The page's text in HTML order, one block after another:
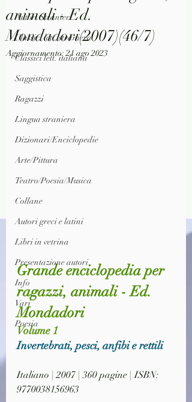
Autori Stranieri
Classici lett. straniera
Classici lett. italiana
Saggistica
Ragazzi
Lingua straniera
Dizionari/Enciclopedie
Arte/Pittura
Teatro/Poesia/Musica
Collane
Autori greci e latini
Libri in vetrina
Presentazione autori
Info
Vari
Poesia
animali - Ed.
Mondadori(2007)(46/7)
Aggiornamento:21 ago 2023
Grande enciclopedia per
ragazzi, animali - Ed.
Mondadori
Volume 1
Invertebrati, pesci, anfibi e rettili
Italiano | 2007 | 360 pagine | ISBN:
9770038156963